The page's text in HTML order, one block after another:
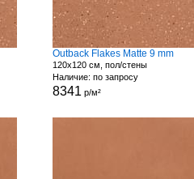
Outback Flakes Matte 9 mm
120x120 см, пол/стены
Наличие: по запросу
8341 р/м²